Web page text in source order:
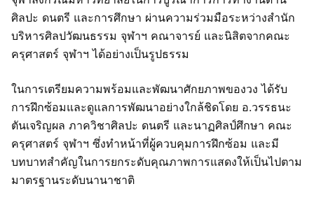
ศิลปะ ดนตรี และการศึกษา ผ่านความร่วมมือระหว่างสำนัก
บริหารศิลปวัฒนธรรม จุฬาฯ คณาจารย์ และนิสิตจากคณะ
ครุศาสตร์ จุฬาฯ ได้อย่างเป็นรูปธรรม
ในการเตรียมความพร้อมและพัฒนาศักยภาพของวง ได้รับ
การฝึกซ้อมและดูแลการพัฒนาอย่างใกล้ชิดโดย อ.วรรธนะ
ตันเจริญผล ภาควิชาศิลปะ ดนตรี และนาฏศิลป์ศึกษา คณะ
ครุศาสตร์ จุฬาฯ ซึ่งทำหน้าที่ผู้ควบคุมการฝึกซ้อม และมี
บทบาทสำคัญในการยกระดับคุณภาพการแสดงให้เป็นไปตาม
มาตรฐานระดับนานาชาติ